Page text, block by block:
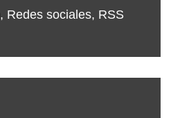
, Redes sociales, RSS